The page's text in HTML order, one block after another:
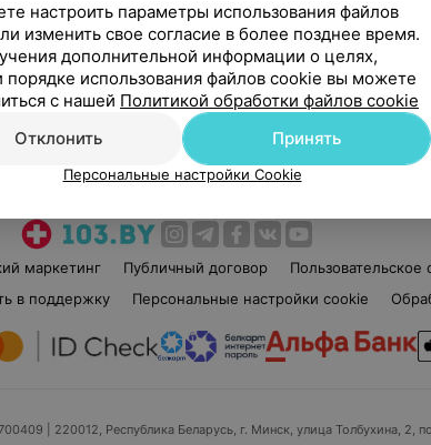
Стаж 15 лет •Первая категория
Хирург
Нет информации о месте работы
маркетинг Публичный договор Пользовательское
в поддержку Персональные настройки cookie
| 220012, Республика Беларусь, г. Минск, улица Толбухина, 2,
настроить параметры использования файлов
изменить свое согласие в более позднее время.
дополнительной информации о целях,
порядке использования файлов cookie вы можете
с нашей Политикой обработки файлов cookie
Отклонить
Принять
Персональные настройки Cookie